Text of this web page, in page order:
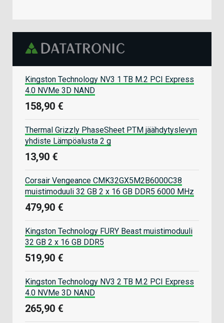
Kingston Technology NV3 1 TB M.2 PCI Express
4.0 NVMe 3D NAND
158,90 €
Thermal Grizzly PhaseSheet PTM jäähdytyslevyn
yhdiste Lämpöalusta 2 g
13,90 €
Corsair Vengeance CMK32GX5M2B6000C38
muistimoduuli 32 GB 2 x 16 GB DDR5 6000 MHz
479,90 €
Kingston Technology FURY Beast muistimoduuli
32 GB 2 x 16 GB DDR5
519,90 €
Kingston Technology NV3 2 TB M.2 PCI Express
4.0 NVMe 3D NAND
265,90 €